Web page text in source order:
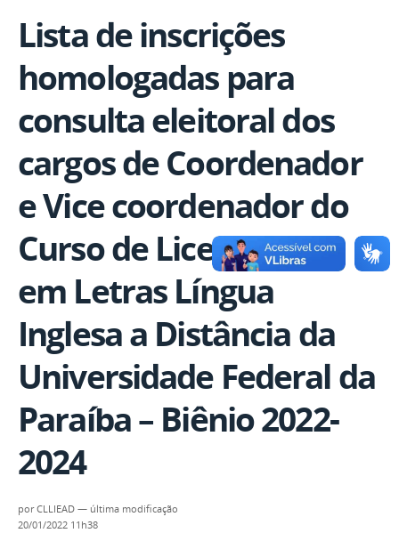
Lista de inscrições
homologadas para
consulta eleitoral dos
cargos de Coordenador
e Vice coordenador do
Curso de Licenciatura
em Letras Língua
Inglesa a Distância da
Universidade Federal da
Paraíba – Biênio 2022-
2024
porCLLIEAD — última modificação
20/01/2022 11h38